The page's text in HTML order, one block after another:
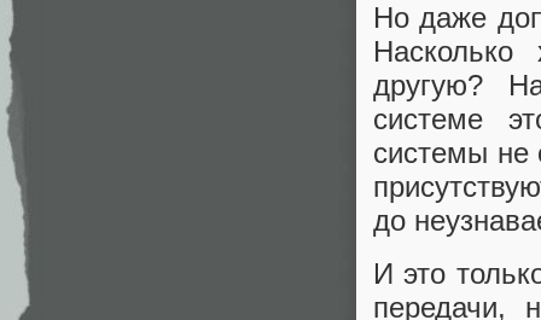
Но даже
другую?
системе
системы не
до
И это
передачи,